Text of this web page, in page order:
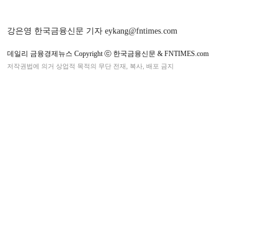
강은영 한국금융신문 기자 eykang@fntimes.com
데일리 금융경제뉴스 Copyright ⓒ 한국금융신문 & FNTIMES.com
저작권법에 의거 상업적 목적의 무단 전재, 복사, 배포 금지